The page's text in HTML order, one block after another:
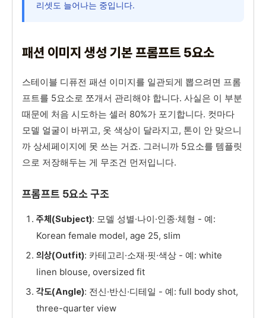
리셋도 늘어나는 중입니다.
패션 이미지 생성 기본 프롬프트 5요소
스테이블 디퓨전 패션 이미지를 일관되게 뽑으려면 프롬
프트를 5요소로 쪼개서 관리해야 합니다. 사실은 이 부분
때문에 처음 시도하는 셀러 80%가 포기합니다. 컷마다
모델 얼굴이 바뀌고, 옷 색상이 달라지고, 톤이 안 맞으니
까 상세페이지에 못 쓰는 거죠. 그러니까 5요소를 템플릿
으로 저장해두는 게 무조건 먼저입니다.
프롬프트 5요소 구조
주체(Subject): 모델 성별·나이·인종·체형 - 예:
Korean female model, age 25, slim
의상(Outfit): 카테고리·소재·핏·색상 - 예: white
linen blouse, oversized fit
각도(Angle): 전신·반신·디테일 - 예: full body shot,
three-quarter view